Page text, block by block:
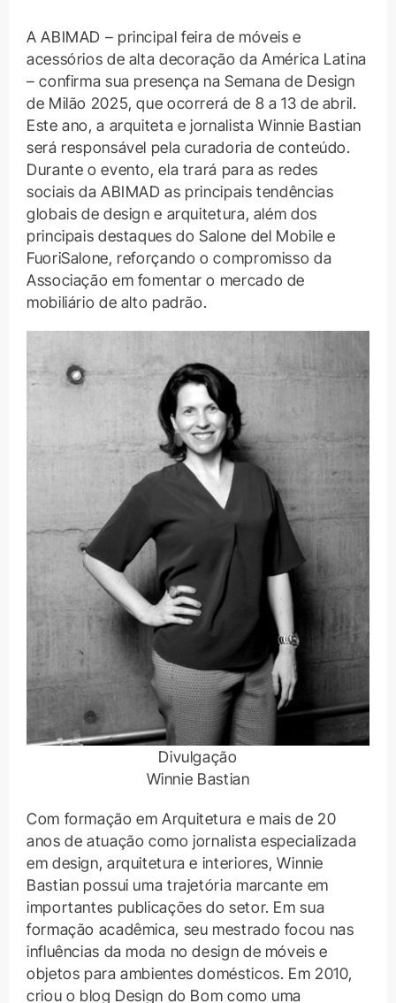
A ABIMAD – principal feira de móveis e
acessórios de alta decoração da América Latina
– confirma sua presença na Semana de Design
de Milão 2025, que ocorrerá de 8 a 13 de abril.
Este ano, a arquiteta e jornalista Winnie Bastian
será responsável pela curadoria de conteúdo.
Durante o evento, ela trará para as redes
sociais da ABIMAD as principais tendências
globais de design e arquitetura, além dos
principais destaques do Salone del Mobile e
FuoriSalone, reforçando o compromisso da
Associação em fomentar o mercado de
mobiliário de alto padrão.
Divulgação
Winnie Bastian
Com formação em Arquitetura e mais de 20
anos de atuação como jornalista especializada
em design, arquitetura e interiores, Winnie
Bastian possui uma trajetória marcante em
importantes publicações do setor. Em sua
formação acadêmica, seu mestrado focou nas
influências da moda no design de móveis e
objetos para ambientes domésticos. Em 2010,
criou o blog Design do Bom como uma